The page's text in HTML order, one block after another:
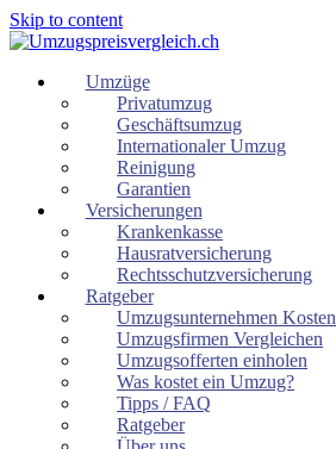
Skip to content
Umzüge
Privatumzug
Geschäftsumzug
Internationaler Umzug
Reinigung
Garantien
Versicherungen
Krankenkasse
Hausratversicherung
Rechtsschutzversicherung
Ratgeber
Umzugsunternehmen Kosten
Umzugsfirmen Vergleichen
Umzugsofferten einholen
Was kostet ein Umzug?
Tipps / FAQ
Ratgeber